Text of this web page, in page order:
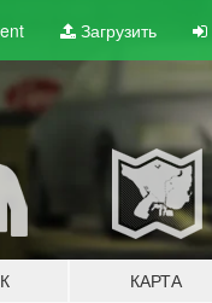
Загрузить
КАРТА